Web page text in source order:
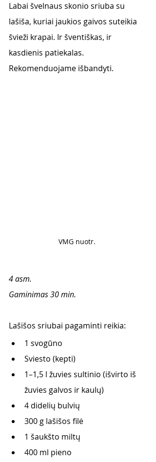
Labai švelnaus skonio sriuba su
lašiša, kuriai jaukios gaivos suteikia
švieži krapai. Ir šventiškas, ir
kasdienis patiekalas.
Rekomenduojame išbandyti.
VMG nuotr.
4 asm.
Gaminimas 30 min.
Lašišos sriubai pagaminti reikia:
1 svogūno
Sviesto (kepti)
1–1,5 l žuvies sultinio (išvirto iš
žuvies galvos ir kaulų)
4 didelių bulvių
300 g lašišos filė
1 šaukšto miltų
400 ml pieno